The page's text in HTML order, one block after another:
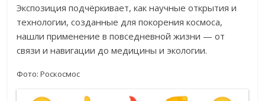
Экспозиция подчёркивает, как научные открытия и
технологии, созданные для покорения космоса,
нашли применение в повседневной жизни — от
связи и навигации до медицины и экологии.
Фото: Роскосмос